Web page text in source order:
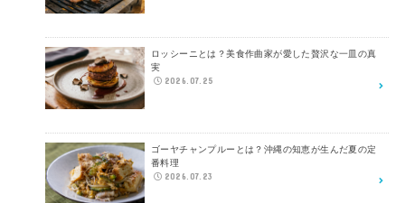
ロッシーニとは？美食作曲家が愛した贅沢な一皿の真
実
2026.07.25
ゴーヤチャンプルーとは？沖縄の知恵が生んだ夏の定
番料理
2026.07.23